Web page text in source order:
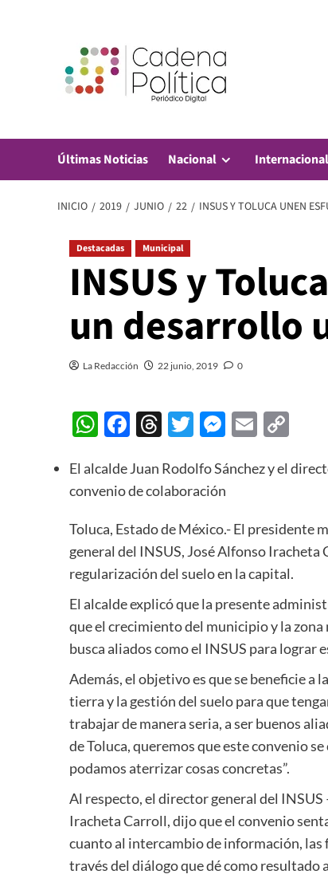
Últimas Noticias Nacional Internacional
INICIO 2019 JUNIO 22 INSUS Y TOLUCA UNEN
Destacadas Municipal
INSUS y
un desarrollo
La Redacción 22 junio, 2019 0
WhatsApp
Facebook
Threads
TwitterEmail
El alcalde Juan Rodolfo Sánchez y el
convenio de colaboración
Toluca, Estado de México.- El presidente
general del INSUS, José Alfonso
regularización del suelo en la capital.
El alcalde explicó que la presente
que el crecimiento del municipio y la
busca aliados como el INSUS para lograr
Además, el objetivo es que se beneficie a
tierra y la gestión del suelo para que
trabajar de manera seria, a ser buenos
de Toluca, queremos que este convenio
podamos aterrizar cosas concretas”.
Al respecto, el director general del
Iracheta Carroll, dijo que el convenio
cuanto al intercambio de información,
través del diálogo que dé como resultado